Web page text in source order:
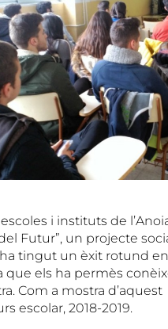
i instituts de
Futur”, un projecte
tingut un èxit rotund
que els ha permès
Com a mostra d’aquest
escolar, 2018-2019.